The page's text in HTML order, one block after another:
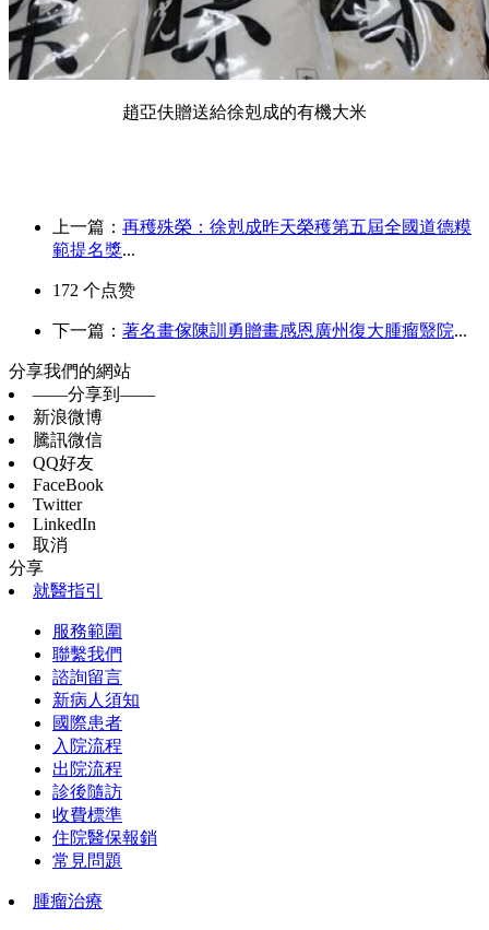
趙亞伕贈送給徐剋成的有機大米
上一篇： 再穫殊榮：徐剋成昨天榮穫第五屆全國道德糢
範提名獎...
172 个点赞
下一篇： 著名畫傢陳訓勇贈畫感恩廣州復大腫瘤毉院...
分享我們的網站
——分享到——
新浪微博
騰訊微信
QQ好友
FaceBook
Twitter
LinkedIn
取消
分享
就醫指引
服務範圍
聯繫我們
諮詢留言
新病人須知
國際患者
入院流程
出院流程
診後隨訪
收費標準
住院醫保報銷
常見問題
腫瘤治療